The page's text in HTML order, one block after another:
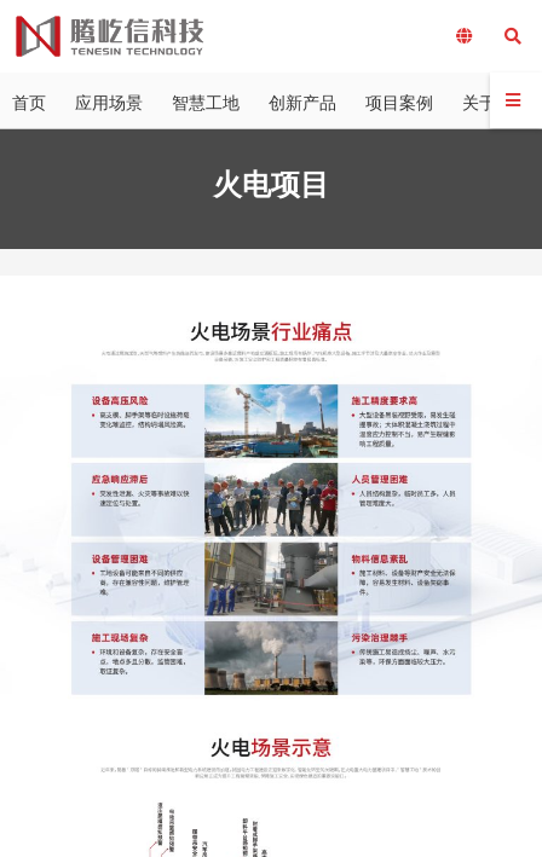
首页 应用场景 智慧工地 创新产品 项目案例 关于我们
火电项目